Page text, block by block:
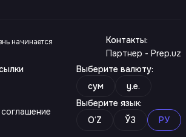
начинается
Контакты:
Партнер - Prep.uz
Выберите валюту:
сум
y.e.
Выберите язык:
O‘Z
ЎЗ РУ